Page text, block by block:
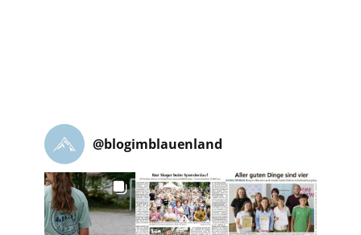
@blogimblauenland